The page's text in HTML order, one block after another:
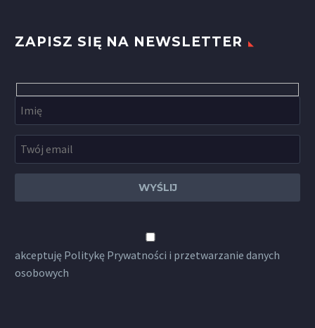
ZAPISZ SIĘ NA NEWSLETTER
akceptuję Politykę Prywatności i przetwarzanie danych
osobowych